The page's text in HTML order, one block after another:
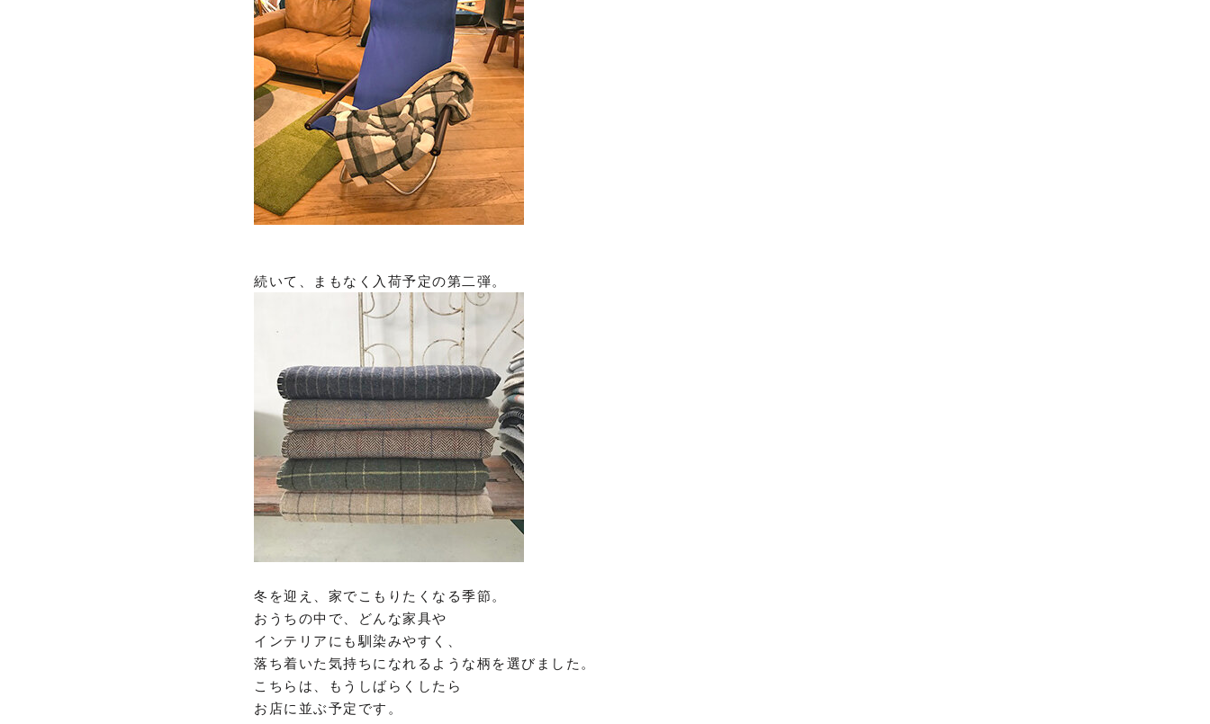
続いて、まもなく入荷予定の第二弾。
冬を迎え、家でこもりたくなる季節。
おうちの中で、どんな家具や
インテリアにも馴染みやすく、
落ち着いた気持ちになれるような柄を選びました。
こちらは、もうしばらくしたら
お店に並ぶ予定です。